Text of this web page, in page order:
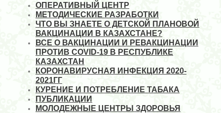
ОПЕРАТИВНЫЙ ЦЕНТР
МЕТОДИЧЕСКИЕ РАЗРАБОТКИ
ЧТО ВЫ ЗНАЕТЕ О ДЕТСКОЙ ПЛАНОВОЙ
ВАКЦИНАЦИИ В КАЗАХСТАНЕ?
ВСЕ О ВАКЦИНАЦИИ И РЕВАКЦИНАЦИИ
ПРОТИВ COVID-19 В РЕСПУБЛИКЕ
КАЗАХСТАН
КОРОНАВИРУСНАЯ ИНФЕКЦИЯ 2020-
2021ГГ
КУРЕНИЕ И ПОТРЕБЛЕНИЕ ТАБАКА
ПУБЛИКАЦИИ
МОЛОДЕЖНЫЕ ЦЕНТРЫ ЗДОРОВЬЯ